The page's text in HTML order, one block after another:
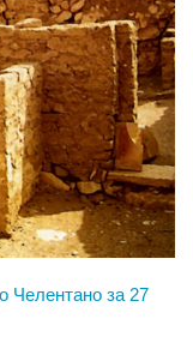
Челентано за 27